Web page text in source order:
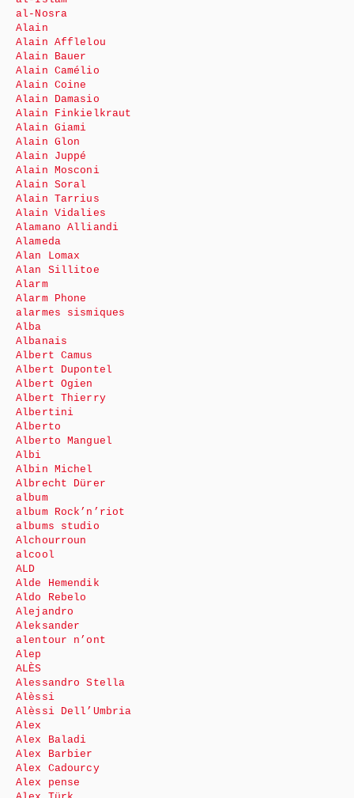
al-Nosra
Alain
Alain Afflelou
Alain Bauer
Alain Camélio
Alain Coine
Alain Damasio
Alain Finkielkraut
Alain Giami
Alain Glon
Alain Juppé
Alain Mosconi
Alain Soral
Alain Tarrius
Alain Vidalies
Alamano Alliandi
Alameda
Alan Lomax
Alan Sillitoe
Alarm
Alarm Phone
alarmes sismiques
Alba
Albanais
Albert Camus
Albert Dupontel
Albert Ogien
Albert Thierry
Albertini
Alberto
Alberto Manguel
Albi
Albin Michel
Albrecht Dürer
album
album Rock’n’riot
albums studio
Alchourroun
alcool
ALD
Alde Hemendik
Aldo Rebelo
Alejandro
Aleksander
alentour n’ont
Alep
ALÈS
Alessandro Stella
Alèssi
Alèssi Dell’Umbria
Alex
Alex Baladi
Alex Barbier
Alex Cadourcy
Alex pense